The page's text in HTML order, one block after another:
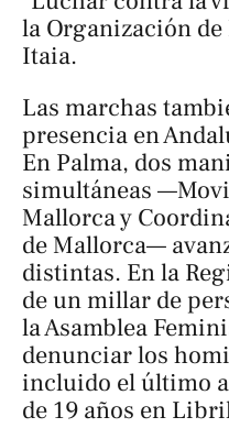
la Organización
Itaia.
Las marchas
presencia en
En Palma, dos
simultáneas
Mallorca y
de Mallorca—
distintas. En la
de un millar de
la Asamblea
denunciar los
incluido el último
de 19 años en